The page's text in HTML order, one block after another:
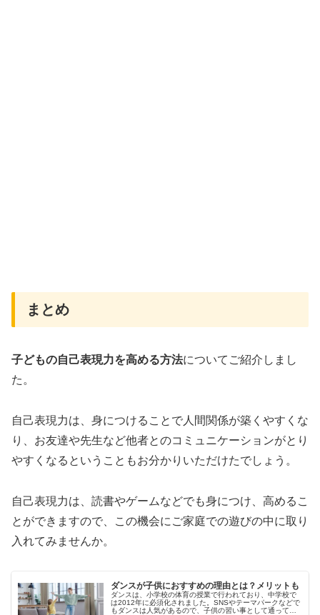
まとめ
子どもの自己表現力を高める方法についてご紹介しまし
た。
自己表現力は、身につけることで人間関係が築くやすくな
り、お友達や先生など他者とのコミュニケーションがとり
やすくなるということもお分かりいただけたでしょう。
自己表現力は、読書やゲームなどでも身につけ、高めるこ
とができますので、この機会にご家庭での遊びの中に取り
入れてみませんか。
ダンスが子供におすすめの理由とは？メリットも
ダンスは、小学校の体育の授業で行われており、中学校で
は2012年に必須化されました。SNSやテーマパークなどで
もダンスは人気があるので、子供の習い事として通ってい